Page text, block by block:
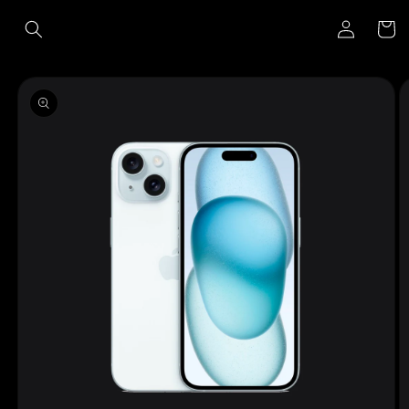
directamente
al contenido
Iniciar
sesión
Carrito
directamente
a la
información